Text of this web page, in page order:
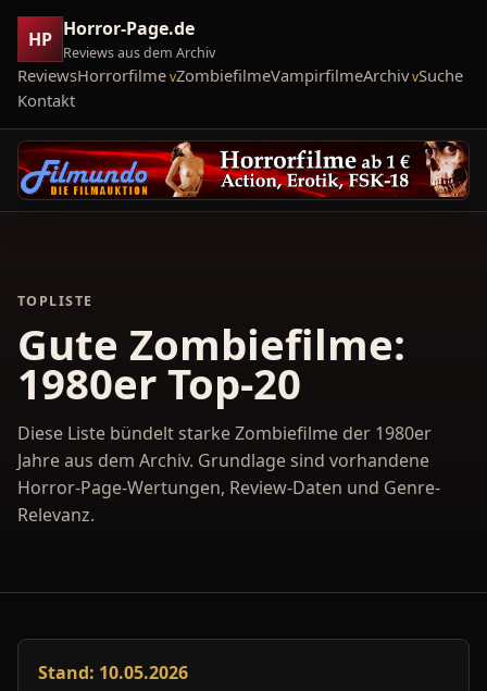
HP Horror-Page.de
Reviews aus dem Archiv
ReviewsHorrorfilme ZombiefilmeVampirfilmeArchiv Suche
Kontakt
TOPLISTE
Gute Zombiefilme:
1980er Top-20
Diese Liste bündelt starke Zombiefilme der 1980er
Jahre aus dem Archiv. Grundlage sind vorhandene
Horror-Page-Wertungen, Review-Daten und Genre-
Relevanz.
Stand: 10.05.2026